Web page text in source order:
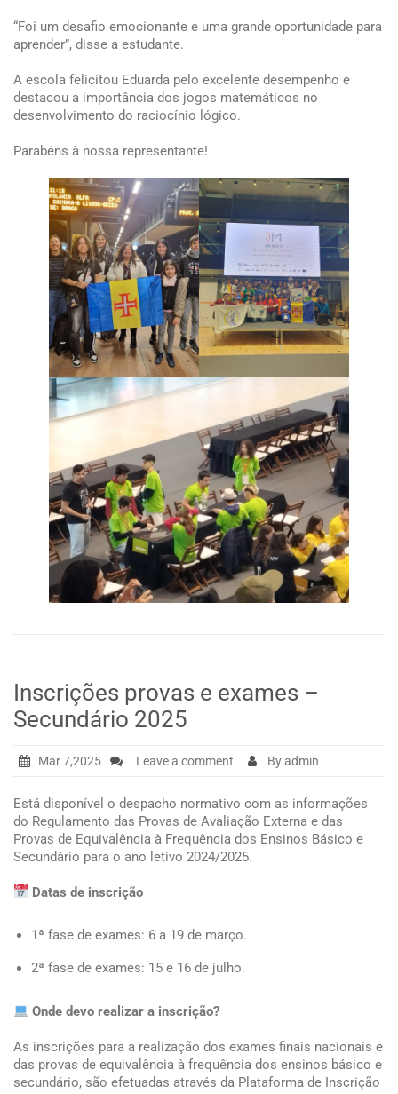
“Foi um desafio emocionante e uma grande oportunidade para
aprender”, disse a estudante.
A escola felicitou Eduarda pelo excelente desempenho e
destacou a importância dos jogos matemáticos no
desenvolvimento do raciocínio lógico.
Parabéns à nossa representante!
Inscrições provas e exames –
Secundário 2025
Mar 7,2025 Leave a comment By admin
Está disponível o despacho normativo com as informações
do Regulamento das Provas de Avaliação Externa e das
Provas de Equivalência à Frequência dos Ensinos Básico e
Secundário para o ano letivo 2024/2025.
Datas de inscrição
1ª fase de exames: 6 a 19 de março.
2ª fase de exames: 15 e 16 de julho.
Onde devo realizar a inscrição?
As inscrições para a realização dos exames finais nacionais e
das provas de equivalência à frequência dos ensinos básico e
secundário, são efetuadas através da Plataforma de Inscrição